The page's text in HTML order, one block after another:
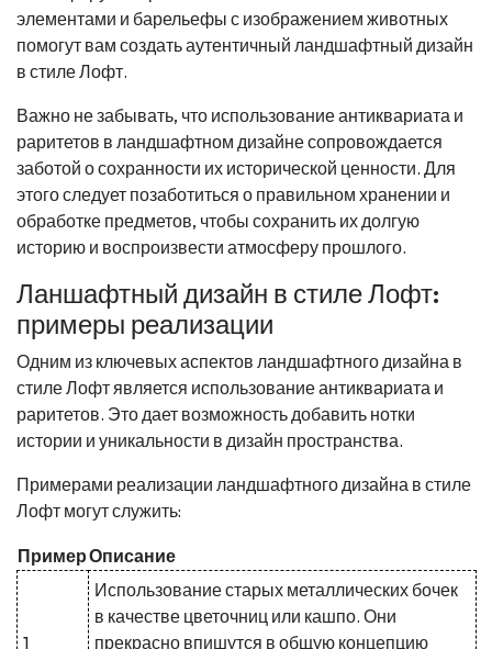
элементами и барельефы с изображением животных
помогут вам создать аутентичный ландшафтный дизайн
в стиле Лофт.
Важно не забывать, что использование антиквариата и
раритетов в ландшафтном дизайне сопровождается
заботой о сохранности их исторической ценности. Для
этого следует позаботиться о правильном хранении и
обработке предметов, чтобы сохранить их долгую
историю и воспроизвести атмосферу прошлого.
Ланшафтный дизайн в стиле Лофт:
примеры реализации
Одним из ключевых аспектов ландшафтного дизайна в
стиле Лофт является использование антиквариата и
раритетов. Это дает возможность добавить нотки
истории и уникальности в дизайн пространства.
Примерами реализации ландшафтного дизайна в стиле
Лофт могут служить:
ПримерОписание
1
Использование старых металлических бочек
в качестве цветочниц или кашпо. Они
прекрасно впишутся в общую концепцию